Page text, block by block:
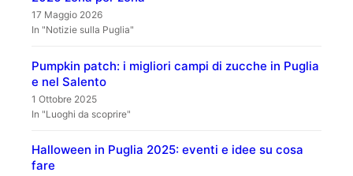
17 Maggio 2026
In "Notizie sulla Puglia"
Pumpkin patch: i migliori campi di zucche in Puglia
e nel Salento
1 Ottobre 2025
In "Luoghi da scoprire"
Halloween in Puglia 2025: eventi e idee su cosa
fare